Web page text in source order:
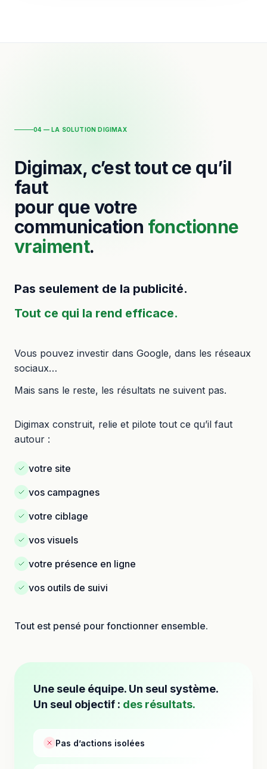
04 — LA SOLUTION DIGIMAX
Digimax, c’est tout ce qu’il
faut
pour que votre
communication fonctionne
vraiment.
Pas seulement de la publicité.
Tout ce qui la rend efficace.
Vous pouvez investir dans Google, dans les réseaux
sociaux…
Mais sans le reste, les résultats ne suivent pas.
Digimax construit, relie et pilote tout ce qu’il faut
autour :
votre site
vos campagnes
votre ciblage
vos visuels
votre présence en ligne
vos outils de suivi
Tout est pensé pour fonctionner ensemble.
Une seule équipe. Un seul système.
Un seul objectif : des résultats.
Pas d’actions isolées